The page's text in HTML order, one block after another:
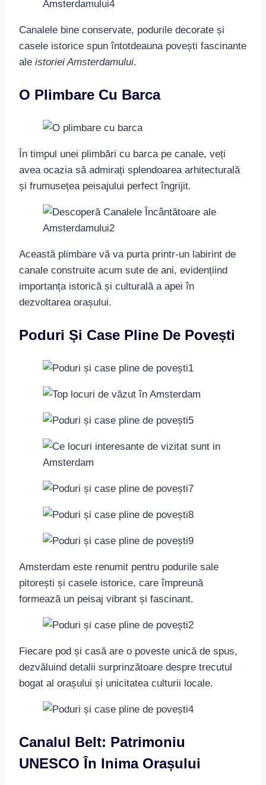
Canalele bine conservate, podurile decorate și
casele istorice spun întotdeauna povești fascinante
ale istoriei Amsterdamului.
O Plimbare Cu Barca
În timpul unei plimbări cu barca pe canale, veți
avea ocazia să admirați splendoarea arhitecturală
și frumusețea peisajului perfect îngrijit.
Această plimbare vă va purta printr-un labirint de
canale construite acum sute de ani, evidențiind
importanța istorică și culturală a apei în
dezvoltarea orașului.
Poduri Și Case Pline De Povești
Amsterdam este renumit pentru podurile sale
pitorești și casele istorice, care împreună
formează un peisaj vibrant și fascinant.
Fiecare pod și casă are o poveste unică de spus,
dezvăluind detalii surprinzătoare despre trecutul
bogat al orașului și unicitatea culturii locale.
Canalul Belt: Patrimoniu
UNESCO În Inima Orașului